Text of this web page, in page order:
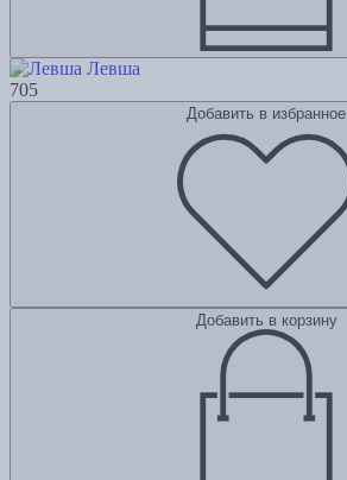
Левша
705
Добавить в избранное
Добавить в корзину